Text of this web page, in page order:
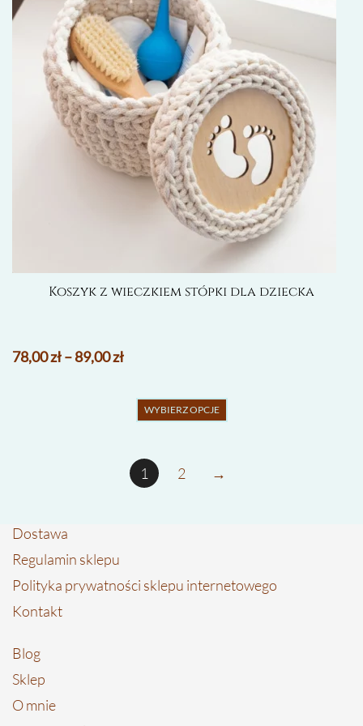
wybrać
na
stronie
produktu
Koszyk z wieczkiem stópki dla dziecka
78,00zł–89,00zł
WYBIERZ OPCJE
Ten
produktu
1 2 →
Dostawa
Regulamin sklepu
Polityka prywatności sklepu internetowego
Kontakt
Blog
Sklep
O mnie